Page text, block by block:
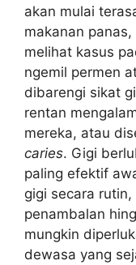
akan mulai
makanan
melihat kasus
ngemil permen
dibarengi sikat
rentan
mereka, atau
caries. Gigi
paling efektif
gigi secara
penambalan
mungkin
dewasa yang